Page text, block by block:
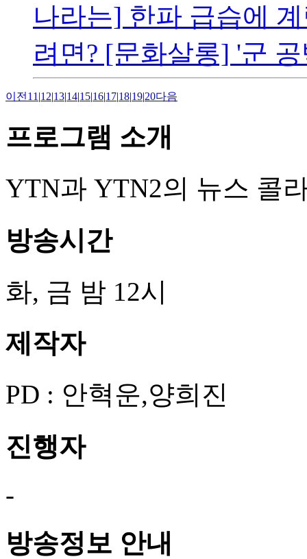
나라는] 한파 급습에
려면? [문화살롱] '군
이전 11 |12|13|14|15|16|17|18|19|20다음
프로그램 소개
YTN과 YTN2의 뉴스 콜
방송시간
화, 금 밤 12시
제작자
PD : 안혁운,양희진
진행자
-
방송정보 안내